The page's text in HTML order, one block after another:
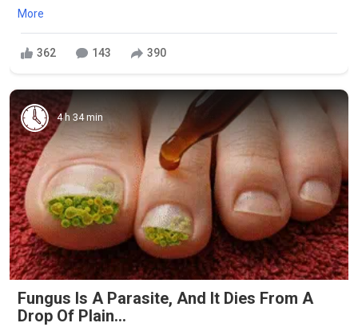
More
362 143 390
4 h 34 min
Fungus Is A Parasite, And It Dies From A
Drop Of Plain...